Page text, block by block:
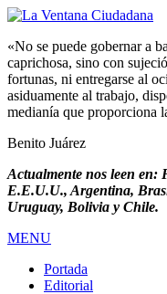
«No se puede gobernar a
caprichosa, sino con
fortunas, ni entregarse al
asiduamente al trabajo,
medianía que proporciona
Benito Juárez
Actualmente nos leen en:
E.E.U.U., Argentina,
Uruguay, Bolivia y Chile.
MENU
Portada
Editorial